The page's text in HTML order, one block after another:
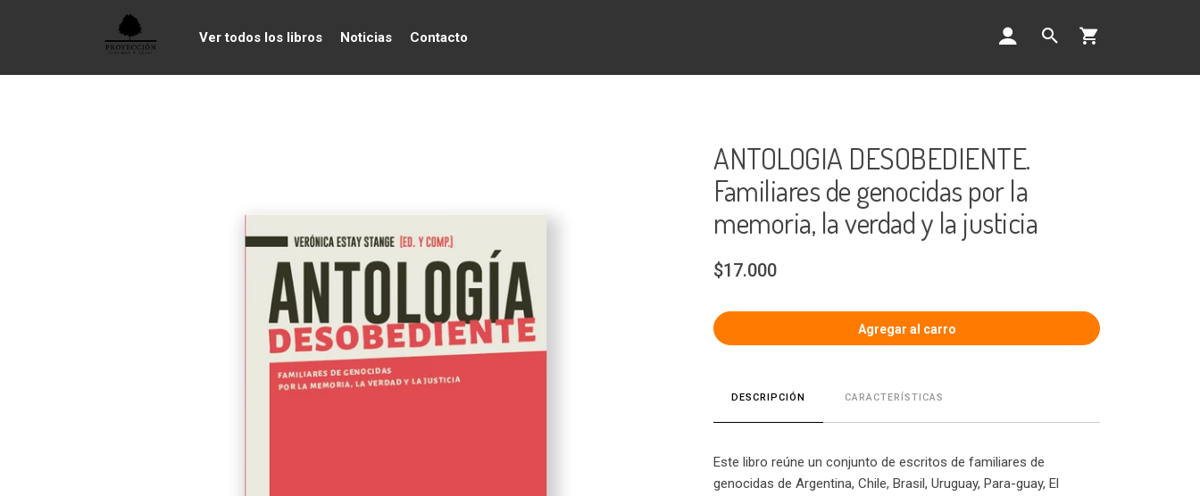
Ver todos los libros Noticias Contacto
ANTOLOGIA DESOBEDIENTE.
Familiares de genocidas por la
memoria, la verdad y la justicia
$17.000
DESCRIPCIÓN CARACTERÍSTICAS
Este libro reúne un conjunto de escritos de familiares de
genocidas de Argentina, Chile, Brasil, Uruguay, Para-guay, El